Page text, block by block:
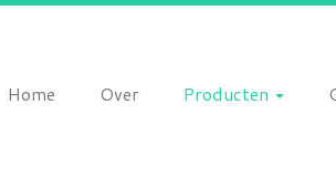
Home Over Producten